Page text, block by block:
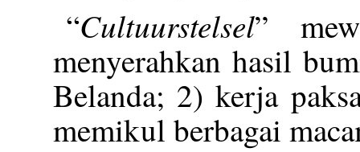
“Cultuurstelsel”
menyerahkan hasil
Belanda; 2) kerja
memikul berbagai